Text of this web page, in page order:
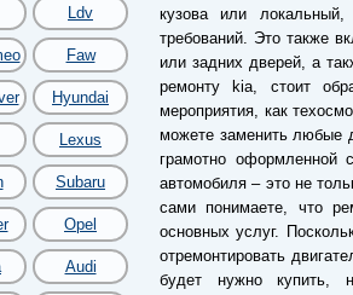
Ldv
Faw
Hyundai
Lexus
Subaru
Opel
Audi
кузова или
требований. Это также
или задних дверей, а
ремонту kia, стоит
мероприятия, как
можете заменить любые
грамотно оформленной
автомобиля – это не
сами понимаете, что
основных услуг.
отремонтировать
будет нужно купить,